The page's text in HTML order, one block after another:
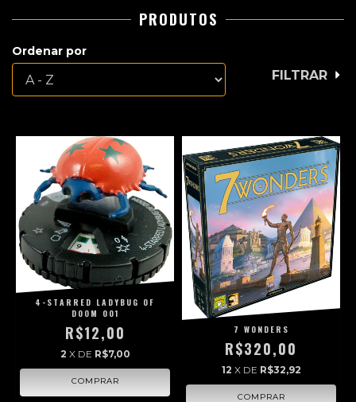
PRODUTOS
Ordenar por
FILTRAR
4-STARRED LADYBUG OF
DOOM 001
R$12,00
2 X DE R$7,00
7 WONDERS
R$320,00
12 X DE R$32,92